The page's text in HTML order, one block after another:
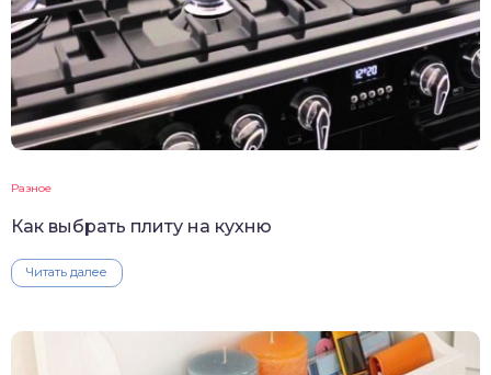
Разное
Как выбрать плиту на кухню
Читать далее